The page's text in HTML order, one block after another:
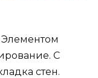
С
стен.